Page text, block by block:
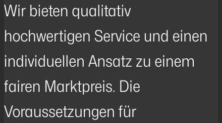
Wir bieten qualitativ
hochwertigen Service und einen
individuellen Ansatz zu einem
fairen Marktpreis. Die
Voraussetzungen für